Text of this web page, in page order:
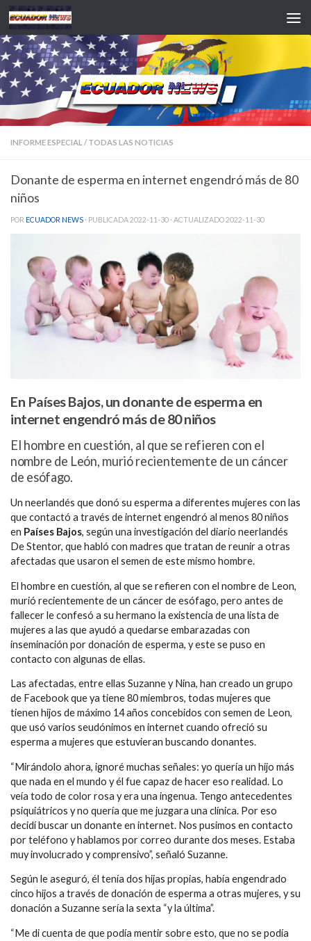
Saltar al contenido
INFORME ESPECIAL / TODAS LAS NOTICIAS
Donante de esperma en internet engendró más de 80
niños
POR ECUADOR NEWS · PUBLICADA2022-11-30 · ACTUALIZADO2022-11-30
En Países Bajos, un donante de esperma en
internet engendró más de 80 niños
El hombre en cuestión, al que se refieren con el
nombre de León, murió recientemente de un cáncer
de esófago.
Un neerlandés que donó su esperma a diferentes mujeres con las
que contactó a través de internet engendró al menos 80 niños
en Países Bajos, según una investigación del diario neerlandés
De Stentor, que habló con madres que tratan de reunir a otras
afectadas que usaron el semen de este mismo hombre.
El hombre en cuestión, al que se refieren con el nombre de Leon,
murió recientemente de un cáncer de esófago, pero antes de
fallecer le confesó a su hermano la existencia de una lista de
mujeres a las que ayudó a quedarse embarazadas con
inseminación por donación de esperma, y este se puso en
contacto con algunas de ellas.
Las afectadas, entre ellas Suzanne y Nina, han creado un grupo
de Facebook que ya tiene 80 miembros, todas mujeres que
tienen hijos de máximo 14 años concebidos con semen de Leon,
que usó varios seudónimos en internet cuando ofreció su
esperma a mujeres que estuvieran buscando donantes.
“Mirándolo ahora, ignoré muchas señales: yo quería un hijo más
que nada en el mundo y él fue capaz de hacer eso realidad. Lo
veía todo de color rosa y era una ingenua. Tengo antecedentes
psiquiátricos y no quería que me juzgara una clínica. Por eso
decidí buscar un donante en internet. Nos pusimos en contacto
por teléfono y hablamos por correo durante dos meses. Estaba
muy involucrado y comprensivo”, señaló Suzanne.
Según le aseguró, él tenía dos hijas propias, había engendrado
cinco hijos a través de donación de esperma a otras mujeres, y su
donación a Suzanne sería la sexta “y la última”.
“Me di cuenta de que podía mentir sobre esto, que no se podía